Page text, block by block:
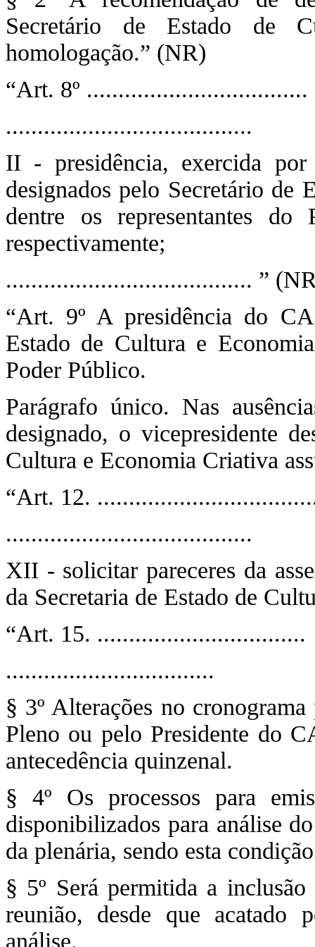
Secretário de Estado de
homologação.” (NR)
“Art. 8º ...................................
.......................................
II - presidência, exercida por
designados pelo Secretário de
dentre os representantes
respectivamente;
....................................... ”
“Art. 9º A presidência do
Estado de Cultura e
Poder Público.
Parágrafo único. Nas
designado, o vicepresidente
Cultura e Economia Criativa
“Art. 12.
.......................................
XII - solicitar pareceres da
da Secretaria de Estado de
“Art. 15. .................................
.................................
§ 3º Alterações no
Pleno ou pelo Presidente do
antecedência quinzenal.
§ 4º Os processos para
disponibilizados para análise
da plenária, sendo esta
§ 5º Será permitida a
reunião, desde que acatado
análise.